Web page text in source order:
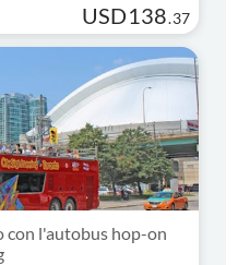
USD138.37
con l'autobus hop-on